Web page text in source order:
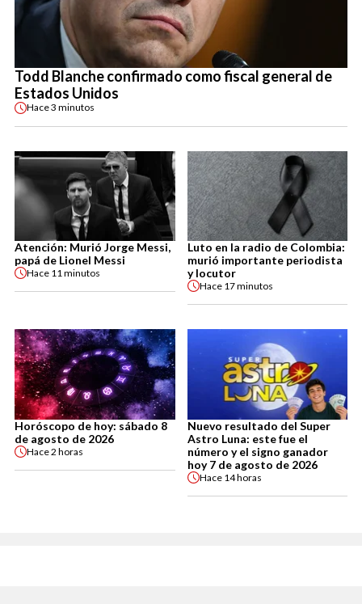
Todd Blanche confirmado como fiscal general de
Estados Unidos
Hace3 minutos
Atención: Murió Jorge Messi,
papá de Lionel Messi
Hace 11 minutos
Luto en la radio de Colombia:
murió importante periodista
y locutor
Hace 17 minutos
Horóscopo de hoy: sábado 8
de agosto de 2026
Hace2 horas
Nuevo resultado del Super
Astro Luna: este fue el
número y el signo ganador
hoy 7 de agosto de 2026
Hace 14 horas